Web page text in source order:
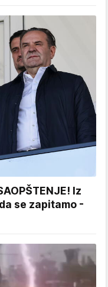
Iz
se zapitamo -